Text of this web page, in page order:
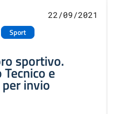
Sport
22/09/2021
sportivo.
e
invio